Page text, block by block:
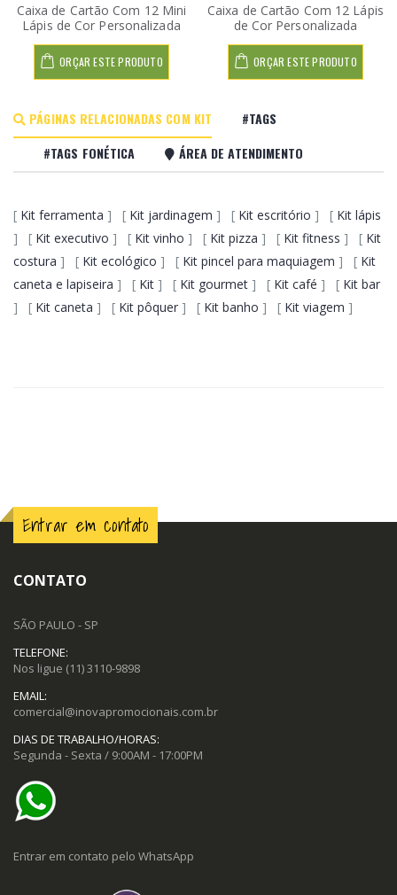
Caixa de Cartão Com 12 Mini
Lápis de Cor Personalizada
ORÇAR ESTE PRODUTO
Caixa de Cartão Com 12 Lápis
de Cor Personalizada
ORÇAR ESTE PRODUTO
PÁGINAS RELACIONADAS COM KIT
#TAGS
#TAGS FONÉTICA
ÁREA DE ATENDIMENTO
[ Kit ferramenta ] [ Kit jardinagem ] [ Kit escritório ] [ Kit lápis
] [ Kit executivo ] [ Kit vinho ] [ Kit pizza ] [ Kit fitness ] [ Kit
costura ] [ Kit ecológico ] [ Kit pincel para maquiagem ] [ Kit
caneta e lapiseira ] [ Kit ] [ Kit gourmet ] [ Kit café ] [ Kit bar
] [ Kit caneta ] [ Kit pôquer ] [ Kit banho ] [ Kit viagem ]
Entrar em contato
CONTATO
SÃO PAULO - SP
TELEFONE:
Nos ligue (11) 3110-9898
EMAIL:
comercial@inovapromocionais.com.br
DIAS DE TRABALHO/HORAS:
Segunda - Sexta / 9:00AM - 17:00PM
Entrar em contato pelo WhatsApp